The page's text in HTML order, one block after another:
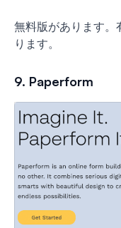
無料版があります。
ります。
9. Paperform